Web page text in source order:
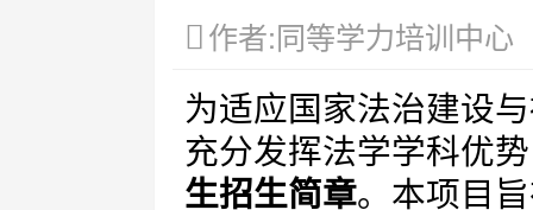
作者:同等学力培训中心
为适应国家法治建设
充分发挥法学学科优
生招生简章。本项目